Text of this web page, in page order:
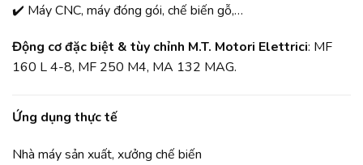
✔️ Máy CNC, máy đóng gói, chế biến gỗ,…
Động cơ đặc biệt & tùy chỉnh M.T. Motori Elettrici: MF
160 L 4-8, MF 250 M4, MA 132 MAG.
Ứng dụng thực tế
Nhà máy sản xuất, xưởng chế biến